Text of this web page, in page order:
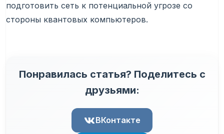
подготовить сеть к потенциальной угрозе со
стороны квантовых компьютеров.
Понравилась статья? Поделитесь с
друзьями:
ВКонтакте